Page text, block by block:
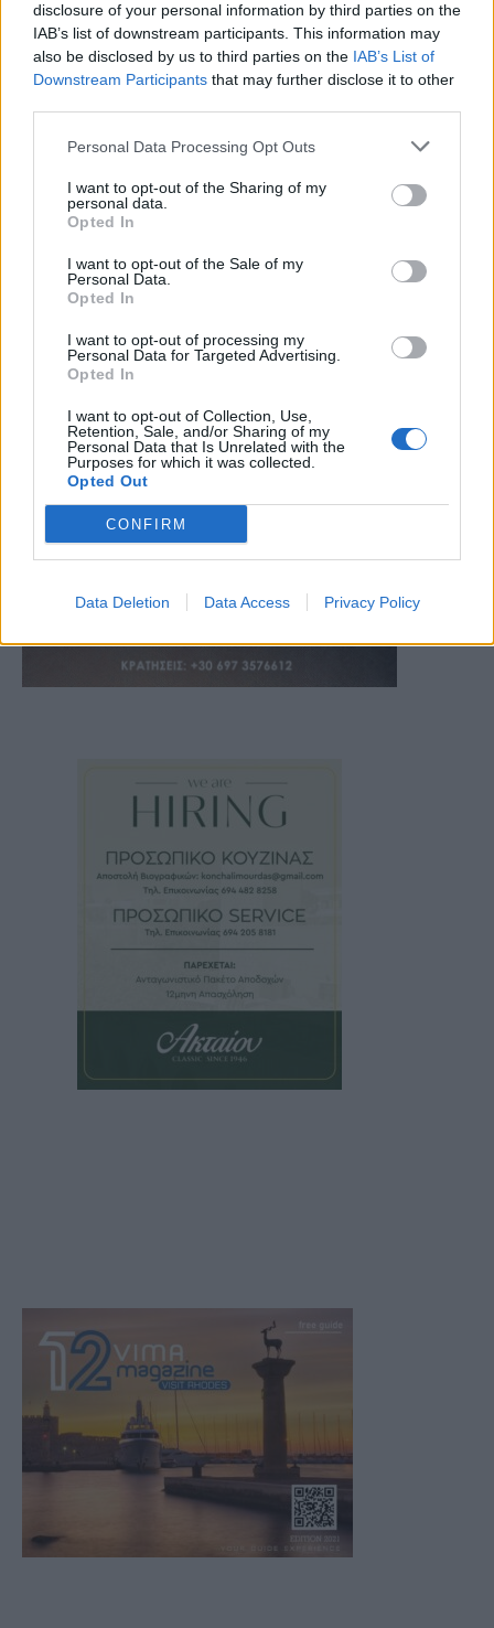
disclosure of your personal information by third parties on the
IAB’s list of downstream participants. This information may
also be disclosed by us to third parties on the IAB’s List of
Downstream Participants that may further disclose it to other
Personal Data Processing Opt Outs
I want to opt-out of the Sharing of my
personal data.
Opted In
I want to opt-out of the Sale of my
Personal Data.
Opted In
I want to opt-out of processing my
Personal Data for Targeted Advertising.
Opted In
I want to opt-out of Collection, Use,
Retention, Sale, and/or Sharing of my
Personal Data that Is Unrelated with the
Purposes for which it was collected.
Opted Out
CONFIRM
Data Deletion Data Access Privacy Policy